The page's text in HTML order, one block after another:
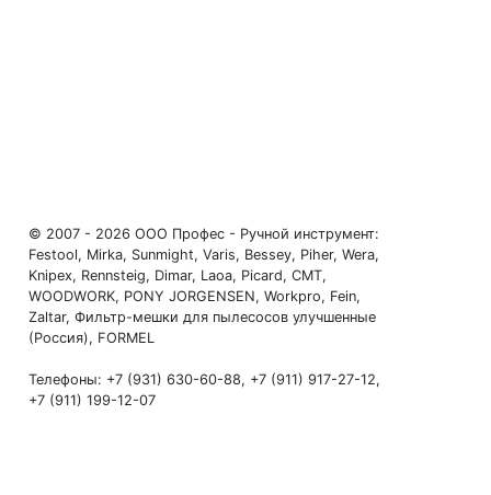
© 2007 - 2026 ООО Профес - Ручной инструмент:
Festool, Mirka, Sunmight, Varis, Bessey, Piher, Wera,
Knipex, Rennsteig, Dimar, Laoa, Picard, CMT,
WOODWORK, PONY JORGENSEN, Workpro, Fein,
Zaltar, Фильтр-мешки для пылесосов улучшенные
(Россия), FORMEL
Телефоны: +7 (931) 630-60-88, +7 (911) 917-27-12,
+7 (911) 199-12-07